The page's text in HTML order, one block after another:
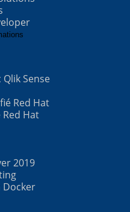
Sense
Red Hat
Hat
2019
Docker